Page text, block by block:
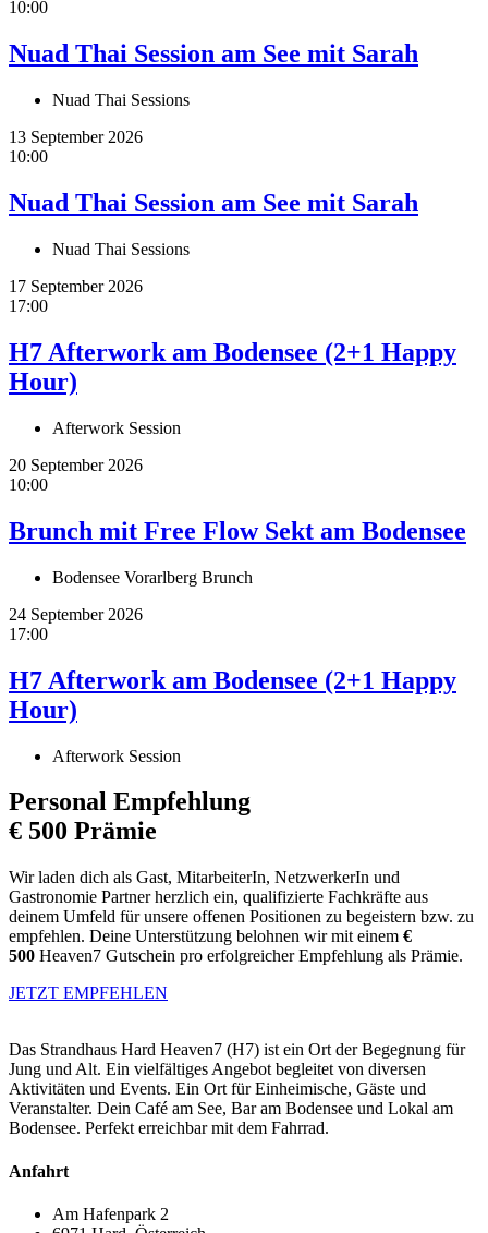
10:00
Nuad Thai Session am See mit Sarah
Nuad Thai Sessions
13 September 2026
10:00
Nuad Thai Session am See mit Sarah
Nuad Thai Sessions
17 September 2026
17:00
H7 Afterwork am Bodensee (2+1 Happy
Hour)
Afterwork Session
20 September 2026
10:00
Brunch mit Free Flow Sekt am Bodensee
Bodensee Vorarlberg Brunch
24 September 2026
17:00
H7 Afterwork am Bodensee (2+1 Happy
Hour)
Afterwork Session
Personal Empfehlung
€ 500 Prämie
Wir laden dich als Gast, MitarbeiterIn, NetzwerkerIn und
Gastronomie Partner herzlich ein, qualifizierte Fachkräfte aus
deinem Umfeld für unsere offenen Positionen zu begeistern bzw. zu
empfehlen. Deine Unterstützung belohnen wir mit einem €
500 Heaven7 Gutschein pro erfolgreicher Empfehlung als Prämie.
JETZT EMPFEHLEN
Das Strandhaus Hard Heaven7 (H7) ist ein Ort der Begegnung für
Jung und Alt. Ein vielfältiges Angebot begleitet von diversen
Aktivitäten und Events. Ein Ort für Einheimische, Gäste und
Veranstalter. Dein Café am See, Bar am Bodensee und Lokal am
Bodensee. Perfekt erreichbar mit dem Fahrrad.
Anfahrt
Am Hafenpark 2